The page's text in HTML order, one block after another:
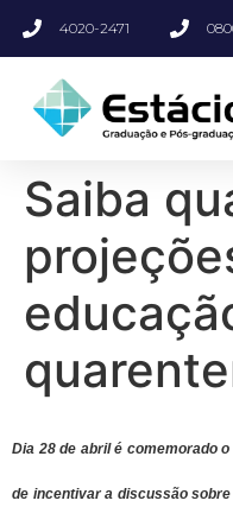
4020-2471
Saiba
Dia 28 de abril é comemorado
de incentivar a discussão